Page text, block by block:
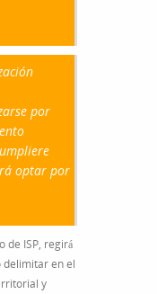
por
optar por
de ISP, regirá
delimitar en el
y